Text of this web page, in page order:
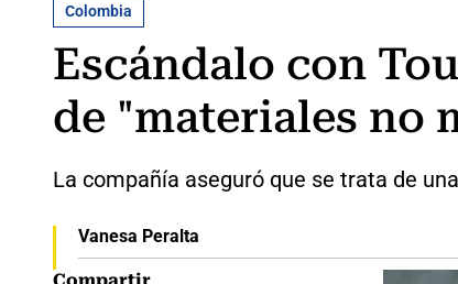
Colombia
Escándalo con
de "materiales no
La compañía aseguró que se trata de
Vanesa Peralta